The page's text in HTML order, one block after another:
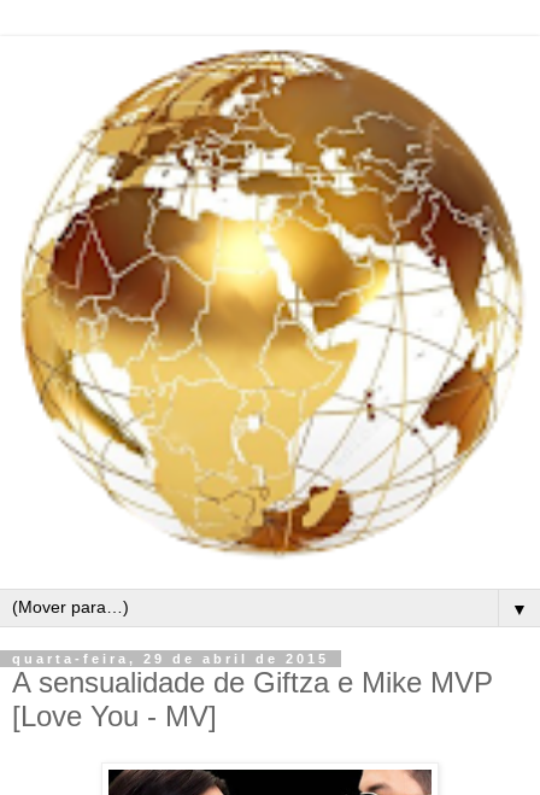
▼
quarta-feira, 29 de abril de 2015
A sensualidade de Giftza e Mike MVP
[Love You - MV]